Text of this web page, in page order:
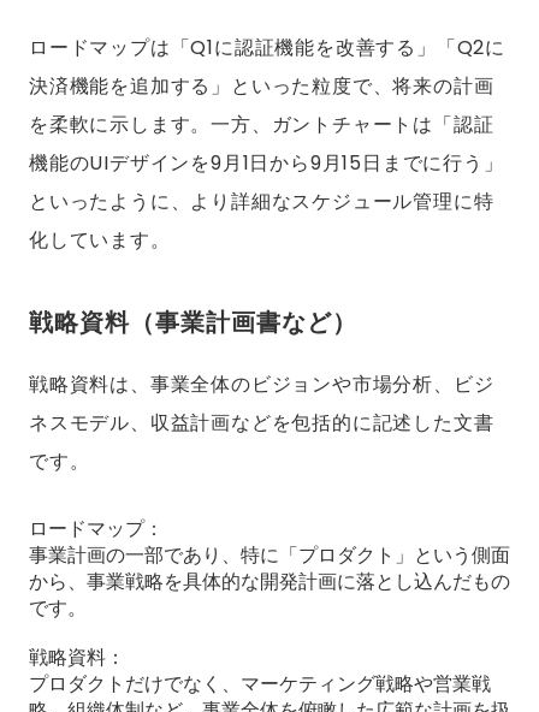
ロードマップは「Q1に認証機能を改善する」「Q2に
決済機能を追加する」といった粒度で、将来の計画
を柔軟に示します。一方、ガントチャートは「認証
機能のUIデザインを9月1日から9月15日までに行う」
といったように、より詳細なスケジュール管理に特
化しています。
戦略資料（事業計画書など）
戦略資料は、事業全体のビジョンや市場分析、ビジ
ネスモデル、収益計画などを包括的に記述した文書
です。
ロードマップ：
事業計画の一部であり、特に「プロダクト」という側面
から、事業戦略を具体的な開発計画に落とし込んだもの
です。
戦略資料：
プロダクトだけでなく、マーケティング戦略や営業戦